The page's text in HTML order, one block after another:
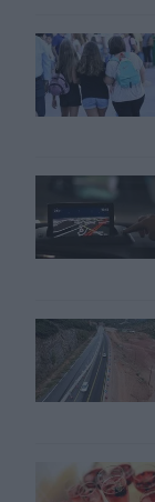
«Σαλπάρουμε
Ηράκλειο:
ΒΟΑΚ:
Ελούντα: